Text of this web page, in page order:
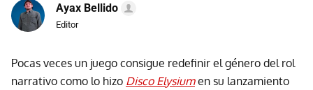
Ayax Bellido
Editor
Pocas veces un juego consigue redefinir el género del rol
narrativo como lo hizo Disco Elysiumen su lanzamiento